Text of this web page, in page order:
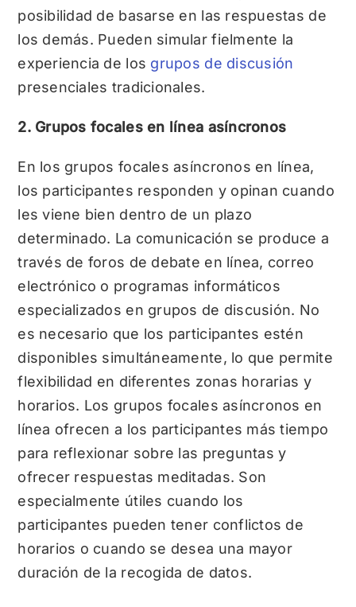
posibilidad de basarse en las respuestas de
los demás. Pueden simular fielmente la
experiencia de los grupos de discusión
presenciales tradicionales.
2. Grupos focales en línea asíncronos
En los grupos focales asíncronos en línea,
los participantes responden y opinan cuando
les viene bien dentro de un plazo
determinado. La comunicación se produce a
través de foros de debate en línea, correo
electrónico o programas informáticos
especializados en grupos de discusión. No
es necesario que los participantes estén
disponibles simultáneamente, lo que permite
flexibilidad en diferentes zonas horarias y
horarios. Los grupos focales asíncronos en
línea ofrecen a los participantes más tiempo
para reflexionar sobre las preguntas y
ofrecer respuestas meditadas. Son
especialmente útiles cuando los
participantes pueden tener conflictos de
horarios o cuando se desea una mayor
duración de la recogida de datos.